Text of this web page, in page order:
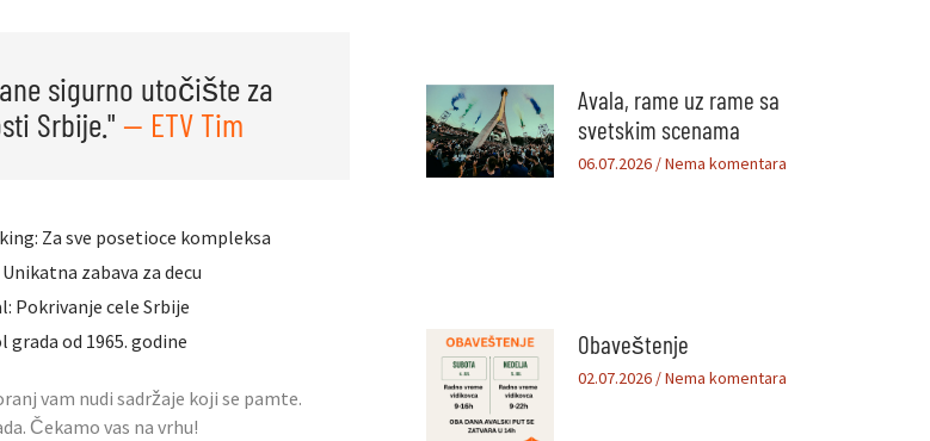
sigurno utočište za
Srbije." — ETV Tim
Za sve posetioce kompleksa
zabava za decu
Pokrivanje cele Srbije
grada od 1965. godine
vam nudi sadržaje koji se pamte.
Čekamo vas na vrhu!
Avala, rame uz rame sa
svetskim scenama
06.07.2026 Nema komentara
Obaveštenje
02.07.2026 Nema komentara